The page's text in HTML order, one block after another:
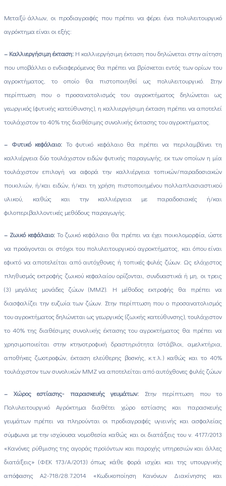
Μεταξύ άλλων, οι προδιαγραφές που πρέπει να φέρει ένα πολυλειτουργικό
αγρόκτημα είναι οι εξής:
– Καλλιεργήσιμη έκταση: Η καλλιεργήσιμη έκταση που δηλώνεται στην αίτηση
που υποβάλλει ο ενδιαφερόμενος θα πρέπει να βρίσκεται εντός των ορίων του
αγροκτήματος, το οποίο θα πιστοποιηθεί ως πολυλειτουργικό. Στην
περίπτωση που ο προσανατολισμός του αγροκτήματος δηλώνεται ως
γεωργικός (φυτικής κατεύθυνσης), η καλλιεργήσιμη έκταση πρέπει να αποτελεί
τουλάχιστον το 40% της διαθέσιμης συνολικής έκτασης του αγροκτήματος.
– Φυτικό κεφάλαιο: Το φυτικό κεφάλαιο θα πρέπει να περιλαμβάνει τη
καλλιέργεια δύο τουλάχιστον ειδών φυτικής παραγωγής, εκ των οποίων η μία
τουλάχιστον επιλογή να αφορά την καλλιέργεια τοπικών/παραδοσιακών
ποικιλιών, ή/και ειδών, ή/και τη χρήση πιστοποιημένου πολλαπλασιαστικού
υλικού, καθώς και την καλλιέργεια με παραδοσιακές ή/και
φιλοπεριβαλλοντικές μεθόδους παραγωγής.
– Ζωικό κεφάλαιο: Το ζωικό κεφάλαιο θα πρέπει να έχει ποικιλομορφία, ώστε
να προάγονται οι στόχοι του πολυλειτουργικού αγροκτήματος, και όπου είναι
εφικτό να αποτελείται από αυτόχθονες ή τοπικές φυλές ζώων. Ως ελάχιστος
πληθυσμός εκτροφής ζωικού κεφαλαίου ορίζονται, συνδυαστικά ή μη, οι τρεις
(3) μεγάλες μονάδες ζώων (ΜΜΖ). Η μέθοδος εκτροφής θα πρέπει να
διασφαλίζει την ευζωία των ζώων. Στην περίπτωση που ο προσανατολισμός
του αγροκτήματος δηλώνεται ως γεωργικός (ζωικής κατεύθυνσης), τουλάχιστον
το 40% της διαθέσιμης συνολικής έκτασης του αγροκτήματος θα πρέπει να
χρησιμοποιείται στην κτηνοτροφική δραστηριότητα (στάβλοι, αμελκτήρια,
αποθήκες ζωοτροφών, έκταση ελεύθερης βοσκής, κ.τ.λ.) καθώς και το 40%
τουλάχιστον των συνολικών ΜΜΖ να αποτελείται από αυτόχθονες φυλές ζώων
– Χώρος εστίασης- παρασκευής γευμάτων: Στην περίπτωση που το
Πολυλειτουργικό Αγρόκτημα διαθέτει χώρο εστίασης και παρασκευής
γευμάτων πρέπει να πληρούνται οι προδιαγραφές υγιεινής και ασφαλείας
σύμφωνα με την ισχύουσα νομοθεσία καθώς και οι διατάξεις του ν. 4177/2013
«Κανόνες ρύθμισης της αγοράς προϊόντων και παροχής υπηρεσιών και άλλες
διατάξεις» (ΦΕΚ 173/Α/2013) όπως κάθε φορά ισχύει και της υπουργικής
απόφασης Α2-718/28.7.2014 «Κωδικοποίηση Κανόνων Διακίνησης και